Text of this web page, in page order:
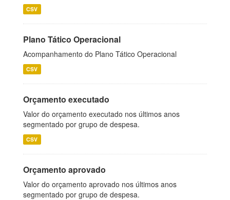
CSV
Plano Tático Operacional
Acompanhamento do Plano Tático Operacional
CSV
Orçamento executado
Valor do orçamento executado nos últimos anos
segmentado por grupo de despesa.
CSV
Orçamento aprovado
Valor do orçamento aprovado nos últimos anos
segmentado por grupo de despesa.